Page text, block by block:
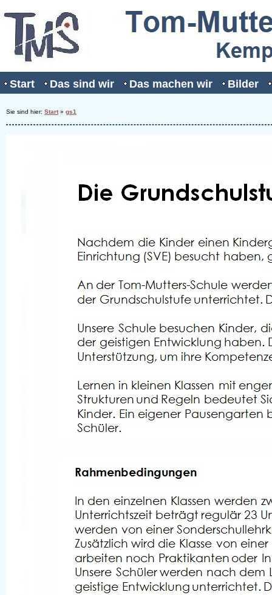
Start Das sind wir Das machen wir Bilder
Sie sind hier: Start» gs1